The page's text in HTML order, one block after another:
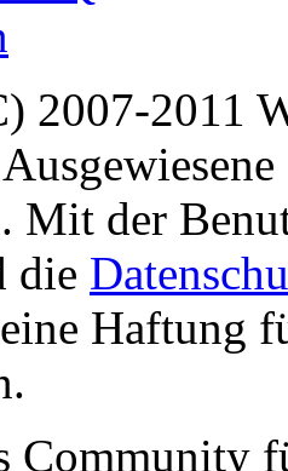
2007-2011
Mit der
die
Haftung
Community